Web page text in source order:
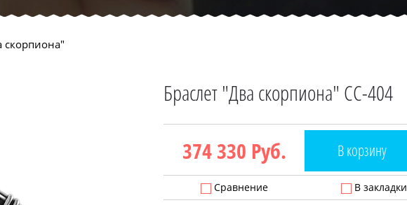
скорпиона"
Браслет "Два скорпиона" CC-404
374 330 Руб. В корзину
Сравнение В закладки